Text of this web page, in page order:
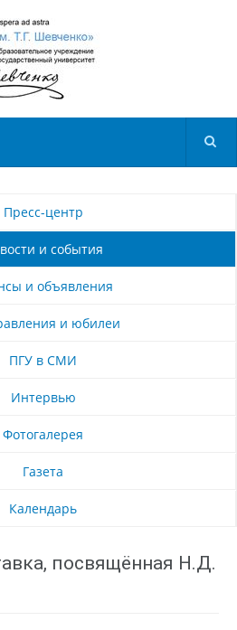
Пресс-центр
и события
и объявления
и юбилеи
ПГУ в СМИ
Интервью
Фотогалерея
Газета
Календарь
посвящённая Н.Д.